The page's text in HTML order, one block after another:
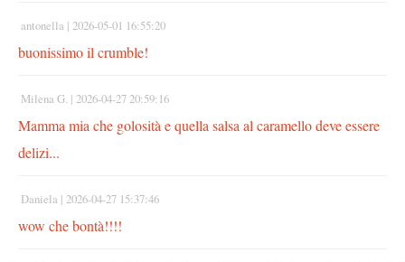
antonella | 2026-05-01 16:55:20
buonissimo il crumble!
Milena G. | 2026-04-27 20:59:16
Mamma mia che golosità e quella salsa al caramello deve essere
delizi...
Daniela | 2026-04-27 15:37:46
wow che bontà!!!!